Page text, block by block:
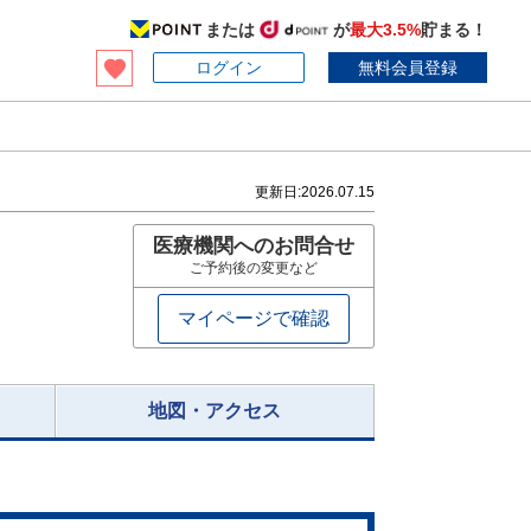
または が最大3.5%貯まる！
ログイン
無料会員登録
更新日:2026.07.15
医療機関へのお問合せ
ご予約後の変更など
マイページで確認
地図・アクセス